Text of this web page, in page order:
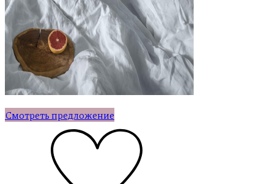
Смотреть предложение